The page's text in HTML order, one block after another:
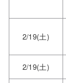
2/19(土)
2/19(土)